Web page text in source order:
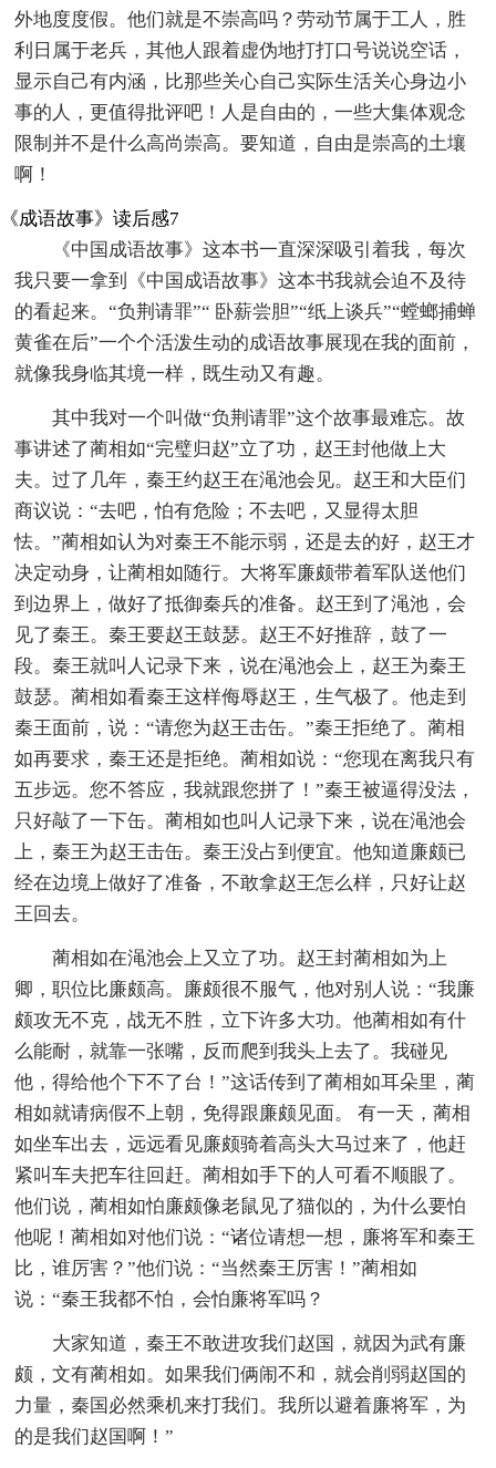
外地度度假。他们就是不崇高吗？劳动节属于工人，胜
利日属于老兵，其他人跟着虚伪地打打口号说说空话，
显示自己有内涵，比那些关心自己实际生活关心身边小
事的人，更值得批评吧！人是自由的，一些大集体观念
限制并不是什么高尚崇高。要知道，自由是崇高的土壤
啊！
《成语故事》读后感7
《中国成语故事》这本书一直深深吸引着我，每次
我只要一拿到《中国成语故事》这本书我就会迫不及待
的看起来。“负荆请罪”“ 卧薪尝胆”“纸上谈兵”“螳螂捕蝉
黄雀在后”一个个活泼生动的成语故事展现在我的面前，
就像我身临其境一样，既生动又有趣。
其中我对一个叫做“负荆请罪”这个故事最难忘。故
事讲述了蔺相如“完璧归赵”立了功，赵王封他做上大
夫。过了几年，秦王约赵王在渑池会见。赵王和大臣们
商议说：“去吧，怕有危险；不去吧，又显得太胆
怯。”蔺相如认为对秦王不能示弱，还是去的好，赵王才
决定动身，让蔺相如随行。大将军廉颇带着军队送他们
到边界上，做好了抵御秦兵的准备。赵王到了渑池，会
见了秦王。秦王要赵王鼓瑟。赵王不好推辞，鼓了一
段。秦王就叫人记录下来，说在渑池会上，赵王为秦王
鼓瑟。蔺相如看秦王这样侮辱赵王，生气极了。他走到
秦王面前，说：“请您为赵王击缶。”秦王拒绝了。蔺相
如再要求，秦王还是拒绝。蔺相如说：“您现在离我只有
五步远。您不答应，我就跟您拼了！”秦王被逼得没法，
只好敲了一下缶。蔺相如也叫人记录下来，说在渑池会
上，秦王为赵王击缶。秦王没占到便宜。他知道廉颇已
经在边境上做好了准备，不敢拿赵王怎么样，只好让赵
王回去。
蔺相如在渑池会上又立了功。赵王封蔺相如为上
卿，职位比廉颇高。廉颇很不服气，他对别人说：“我廉
颇攻无不克，战无不胜，立下许多大功。他蔺相如有什
么能耐，就靠一张嘴，反而爬到我头上去了。我碰见
他，得给他个下不了台！”这话传到了蔺相如耳朵里，蔺
相如就请病假不上朝，免得跟廉颇见面。 有一天，蔺相
如坐车出去，远远看见廉颇骑着高头大马过来了，他赶
紧叫车夫把车往回赶。蔺相如手下的人可看不顺眼了。
他们说，蔺相如怕廉颇像老鼠见了猫似的，为什么要怕
他呢！蔺相如对他们说：“诸位请想一想，廉将军和秦王
比，谁厉害？”他们说：“当然秦王厉害！”蔺相如
说：“秦王我都不怕，会怕廉将军吗？
大家知道，秦王不敢进攻我们赵国，就因为武有廉
颇，文有蔺相如。如果我们俩闹不和，就会削弱赵国的
力量，秦国必然乘机来打我们。我所以避着廉将军，为
的是我们赵国啊！”